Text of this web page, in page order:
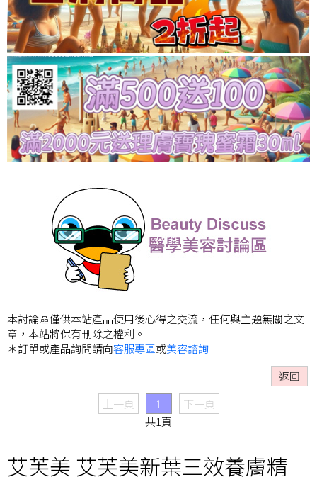
本討論區僅供本站產品使用後心得之交流，任何與主題無關之文
章，本站將保有刪除之權利。
＊訂單或產品詢問請向客服專區或美容諮詢
返回
上一頁
1
下一頁
共1頁
艾芙美 艾芙美新葉三效養膚精